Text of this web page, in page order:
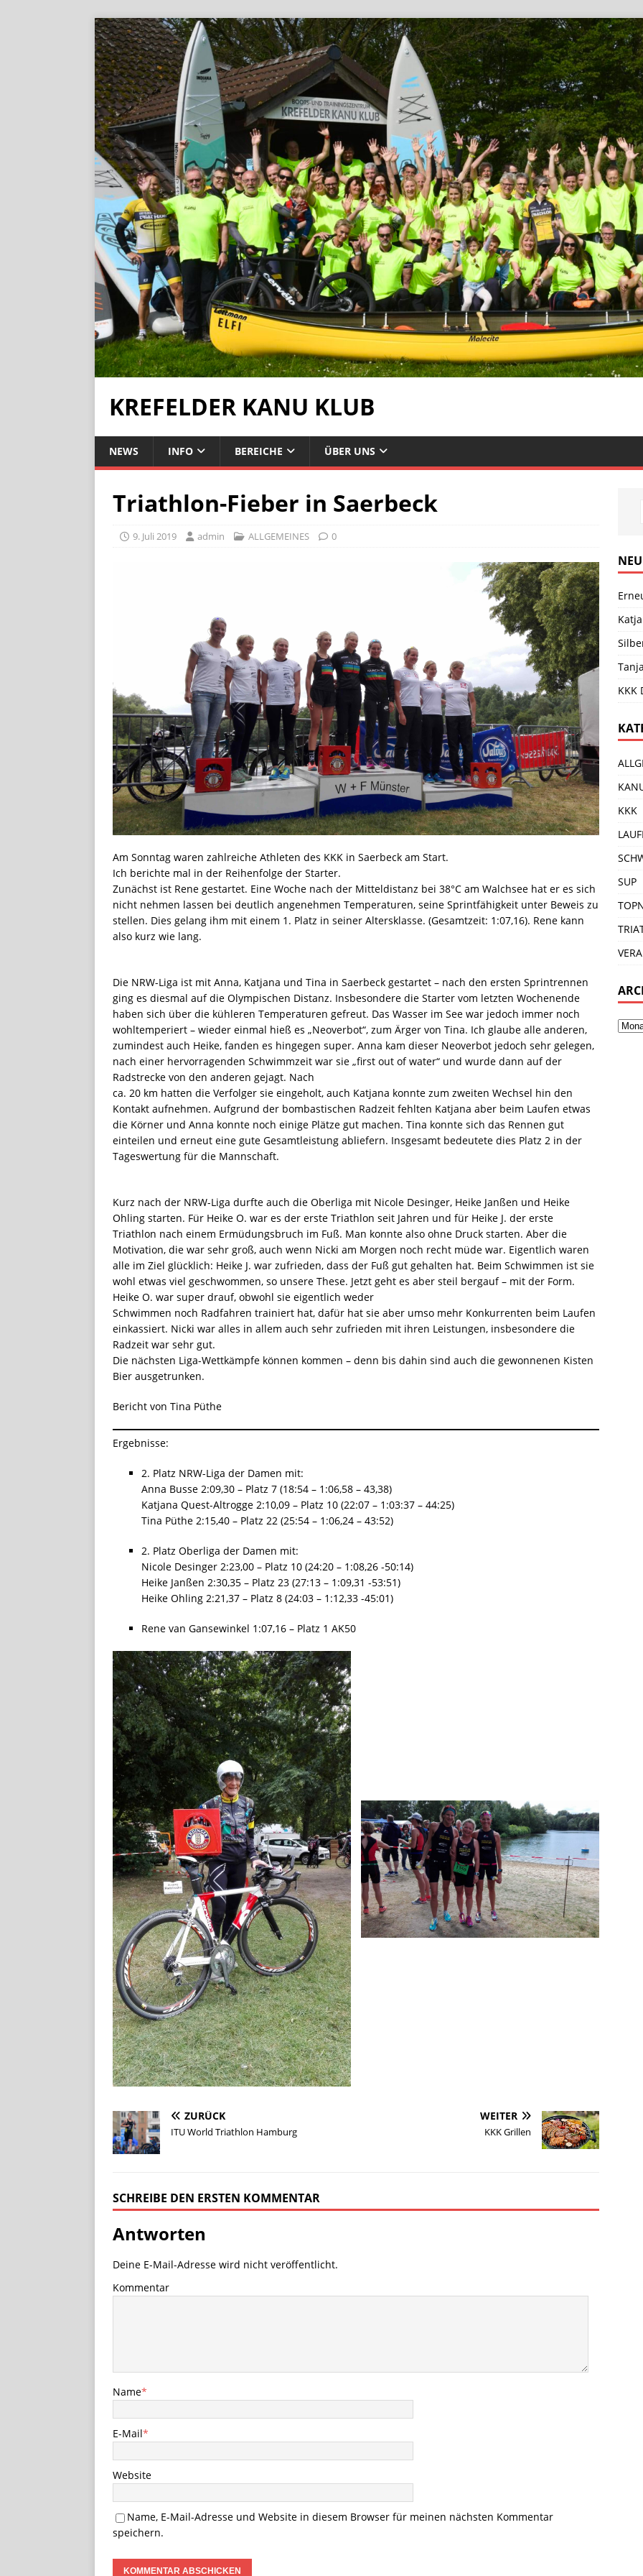
KREFELDER KANU KLUB
NEWS INFO BEREICHE ÜBER UNS
Triathlon-Fieber in Saerbeck
9. Juli 2019 admin ALLGEMEINES 0
Am Sonntag waren zahlreiche Athleten des KKK in Saerbeck am Start.
Ich berichte mal in der Reihenfolge der Starter.
Zunächst ist Rene gestartet. Eine Woche nach der Mitteldistanz bei 38°C am Walchsee hat er es sich
nicht nehmen lassen bei deutlich angenehmen Temperaturen, seine Sprintfähigkeit unter Beweis zu
stellen. Dies gelang ihm mit einem 1. Platz in seiner Altersklasse. (Gesamtzeit: 1:07,16). Rene kann
also kurz wie lang.
Die NRW-Liga ist mit Anna, Katjana und Tina in Saerbeck gestartet – nach den ersten Sprintrennen
ging es diesmal auf die Olympischen Distanz. Insbesondere die Starter vom letzten Wochenende
haben sich über die kühleren Temperaturen gefreut. Das Wasser im See war jedoch immer noch
wohltemperiert – wieder einmal hieß es „Neoverbot“, zum Ärger von Tina. Ich glaube alle anderen,
zumindest auch Heike, fanden es hingegen super. Anna kam dieser Neoverbot jedoch sehr gelegen,
nach einer hervorragenden Schwimmzeit war sie „first out of water“ und wurde dann auf der
Radstrecke von den anderen gejagt. Nach
ca. 20 km hatten die Verfolger sie eingeholt, auch Katjana konnte zum zweiten Wechsel hin den
Kontakt aufnehmen. Aufgrund der bombastischen Radzeit fehlten Katjana aber beim Laufen etwas
die Körner und Anna konnte noch einige Plätze gut machen. Tina konnte sich das Rennen gut
einteilen und erneut eine gute Gesamtleistung abliefern. Insgesamt bedeutete dies Platz 2 in der
Tageswertung für die Mannschaft.
Kurz nach der NRW-Liga durfte auch die Oberliga mit Nicole Desinger, Heike Janßen und Heike
Ohling starten. Für Heike O. war es der erste Triathlon seit Jahren und für Heike J. der erste
Triathlon nach einem Ermüdungsbruch im Fuß. Man konnte also ohne Druck starten. Aber die
Motivation, die war sehr groß, auch wenn Nicki am Morgen noch recht müde war. Eigentlich waren
alle im Ziel glücklich: Heike J. war zufrieden, dass der Fuß gut gehalten hat. Beim Schwimmen ist sie
wohl etwas viel geschwommen, so unsere These. Jetzt geht es aber steil bergauf – mit der Form.
Heike O. war super drauf, obwohl sie eigentlich weder
Schwimmen noch Radfahren trainiert hat, dafür hat sie aber umso mehr Konkurrenten beim Laufen
einkassiert. Nicki war alles in allem auch sehr zufrieden mit ihren Leistungen, insbesondere die
Radzeit war sehr gut.
Die nächsten Liga-Wettkämpfe können kommen – denn bis dahin sind auch die gewonnenen Kisten
Bier ausgetrunken.
Bericht von Tina Püthe
Ergebnisse:
2. Platz NRW-Liga der Damen mit:
Anna Busse 2:09,30 – Platz 7 (18:54 – 1:06,58 – 43,38)
Katjana Quest-Altrogge 2:10,09 – Platz 10 (22:07 – 1:03:37 – 44:25)
Tina Püthe 2:15,40 – Platz 22 (25:54 – 1:06,24 – 43:52)
2. Platz Oberliga der Damen mit:
Nicole Desinger 2:23,00 – Platz 10 (24:20 – 1:08,26 -50:14)
Heike Janßen 2:30,35 – Platz 23 (27:13 – 1:09,31 -53:51)
Heike Ohling 2:21,37 – Platz 8 (24:03 – 1:12,33 -45:01)
Rene van Gansewinkel 1:07,16 – Platz 1 AK50
ZURÜCK
ITU World Triathlon Hamburg
WEITER
KKK Grillen
SCHREIBE DEN ERSTEN KOMMENTAR
Antworten
Deine E-Mail-Adresse wird nicht veröffentlicht.
Kommentar
Name*
E-Mail*
Website
Name, E-Mail-Adresse und Website in diesem Browser für meinen nächsten Kommentar
speichern.
KKK
KKK
SUP